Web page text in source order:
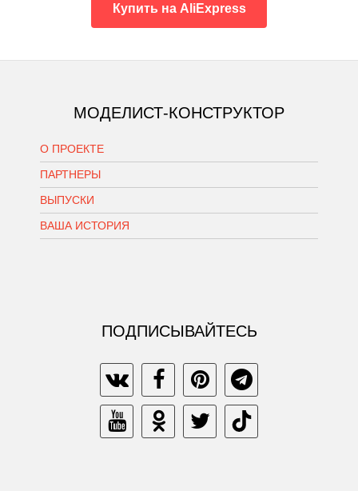
Купить на AliExpress
МОДЕЛИСТ-КОНСТРУКТОР
О ПРОЕКТЕ
ПАРТНЕРЫ
ВЫПУСКИ
ВАША ИСТОРИЯ
ПОДПИСЫВАЙТЕСЬ